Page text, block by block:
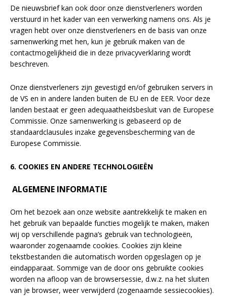
De nieuwsbrief kan ook door onze dienstverleners worden
verstuurd in het kader van een verwerking namens ons. Als je
vragen hebt over onze dienstverleners en de basis van onze
samenwerking met hen, kun je gebruik maken van de
contactmogelijkheid die in deze privacyverklaring wordt
beschreven.
Onze dienstverleners zijn gevestigd en/of gebruiken servers in
de VS en in andere landen buiten de EU en de EER. Voor deze
landen bestaat er geen adequaatheidsbesluit van de Europese
Commissie. Onze samenwerking is gebaseerd op de
standaardclausules inzake gegevensbescherming van de
Europese Commissie.
6. COOKIES EN ANDERE TECHNOLOGIEËN
ALGEMENE INFORMATIE
Om het bezoek aan onze website aantrekkelijk te maken en
het gebruik van bepaalde functies mogelijk te maken, maken
wij op verschillende pagina’s gebruik van technologieën,
waaronder zogenaamde cookies. Cookies zijn kleine
tekstbestanden die automatisch worden opgeslagen op je
eindapparaat. Sommige van de door ons gebruikte cookies
worden na afloop van de browsersessie, d.w.z. na het sluiten
van je browser, weer verwijderd (zogenaamde sessiecookies).
Schrijf je in voor Rob's
Blijf op de hoogte van nieuwe product
klantverhalen en ontdek de klantfoto van de
Email
Bevestig je inschrijving via de bevestigingsmail
minuten.